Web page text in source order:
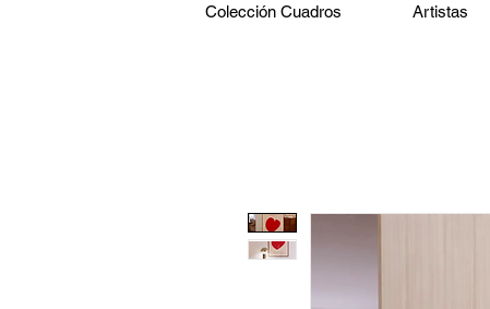
Colección Cuadros Artistas